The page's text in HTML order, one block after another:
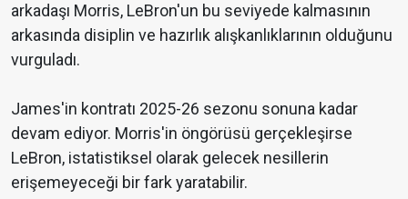
arkadaşı Morris, LeBron'un bu seviyede kalmasının
arkasında disiplin ve hazırlık alışkanlıklarının olduğunu
vurguladı.
James'in kontratı 2025-26 sezonu sonuna kadar
devam ediyor. Morris'in öngörüsü gerçekleşirse
LeBron, istatistiksel olarak gelecek nesillerin
erişemeyeceği bir fark yaratabilir.